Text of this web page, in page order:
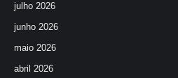
julho 2026
junho 2026
maio 2026
abril 2026